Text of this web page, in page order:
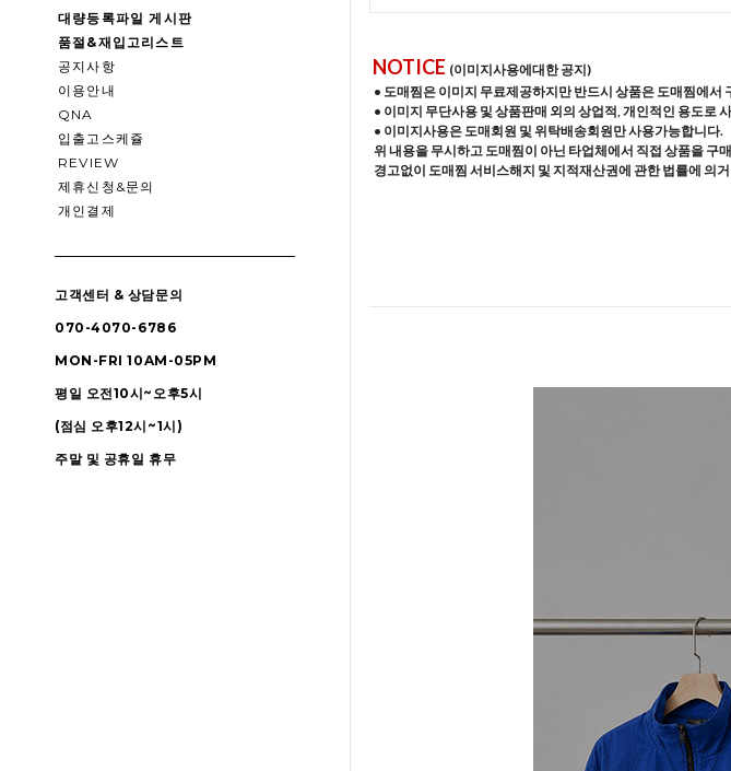
대량등록파일 게시판
품절&재입고리스트
공지사항
이용안내
QNA
입출고스케쥴
REVIEW
제휴신청&문의
개인결제
고객센터 & 상담문의
070-4070-6786
MON-FRI 10AM-05PM
평일 오전10시~오후5시
(점심 오후12시~1시)
주말 및 공휴일 휴무
NOTICE (이미지사용에대한 공지)
• 도매찜은 이미지 무료제공하지만 반드시 상품은 도매찜에
• 이미지 무단사용 및 상품판매 외의 상업적, 개인적인 용도로
• 이미지사용은 도매회원 및 위탁배송회원만 사용가능합니다.
위 내용을 무시하고 도매찜이 아닌 타업체에서 직접 상품을 구
경고없이 도매찜 서비스해지 및 지적재산권에 관한 법률에 의